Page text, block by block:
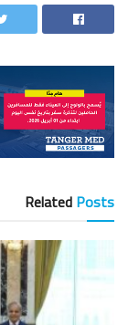
RelatedPosts